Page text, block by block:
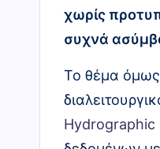
χωρίς
συχνά
Το θέμα όμως
Hydrographic